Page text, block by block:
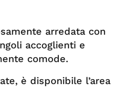
arredata con
accoglienti e
comode.
è disponibile l’area